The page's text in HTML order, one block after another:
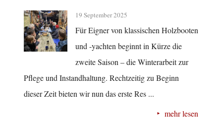
19 September 2025
Für Eigner von klassischen Holzbooten
und -yachten beginnt in Kürze die
zweite Saison – die Winterarbeit zur
Pflege und Instandhaltung. Rechtzeitig zu Beginn
dieser Zeit bieten wir nun das erste Res ...
mehr lesen